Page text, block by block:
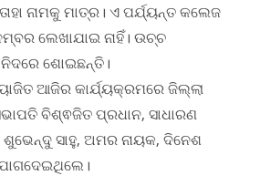
ନାମକୁ ମାତ୍ର। ଏ ପର୍ଯ୍ୟନ୍ତ କଲେଜ
ଲେଖାଯାଇ ନାହିଁ। ଉଚ୍ଚ
ଶୋଇଛନ୍ତି।
ଆଜିର କାର୍ଯ୍ୟକ୍ରମରେ ଜିଲ୍ଲା
ବିଶ୍ଵଜିତ ପ୍ରଧାନ, ସାଧାରଣ
ସାହୁ, ଅମର ନାୟକ, ଦିନେଶ